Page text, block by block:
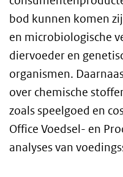
bod kunnen komen
en microbiologische
diervoeder en
organismen.
over chemische
zoals speelgoed en
Office Voedsel- en
analyses van